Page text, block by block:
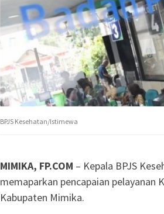
BPJS Kesehatan/Istimewa
MIMIKA, FP.COM – Kepala BPJS
memaparkan pencapaian pelayanan
Kabupaten Mimika.